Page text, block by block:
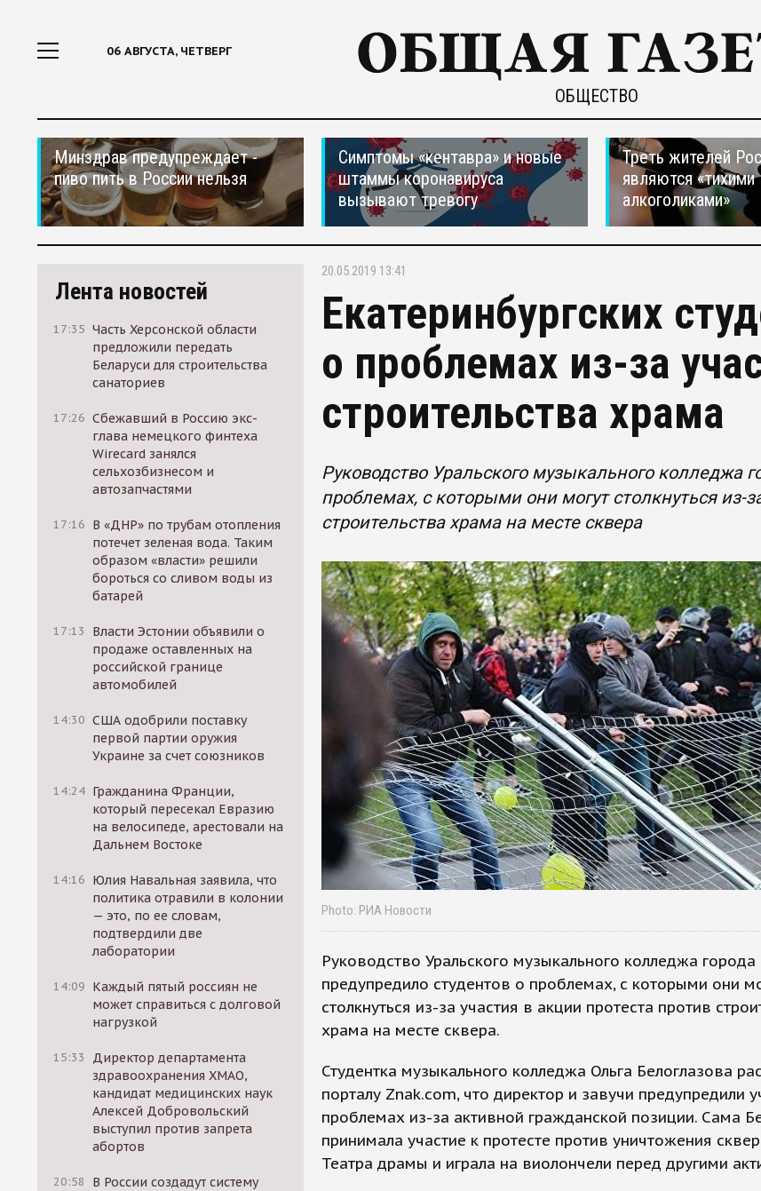
06 АВГУСТА, ЧЕТВЕРГ
ОБЩЕСТВО
Минздрав предупреждает -
пиво пить в России нельзя
Симптомы «кентавра» и новые
штаммы коронавируса
вызывают тревогу
Треть жителей
являются «тихими
алкоголиками»
Лента новостей
17:35 Часть Херсонской области
предложили передать
Беларуси для строительства
санаториев
17:26 Сбежавший в Россию экс-
глава немецкого финтеха
Wirecard занялся
сельхозбизнесом и
автозапчастями
17:16 В «ДНР» по трубам отопления
потечет зеленая вода. Таким
образом «власти» решили
бороться со сливом воды из
батарей
17:13
Власти Эстонии объявили о
продаже оставленных на
российской границе
автомобилей
14:30 США одобрили поставку
первой партии оружия
Украине за счет союзников
14:24 Гражданина Франции,
который пересекал Евразию
на велосипеде, арестовали на
Дальнем Востоке
14:16 Юлия Навальная заявила, что
политика отравили в колонии
— это, по ее словам,
подтвердили две
лаборатории
14:09 Каждый пятый россиян не
может справиться с долговой
нагрузкой
15:33
Директор департамента
здравоохранения ХМАО,
кандидат медицинских наук
Алексей Добровольский
выступил против запрета
абортов
20:58
В России создадут систему
20.05.2019 13:41
Екатеринбургских
о проблемах из-за
строительства храма
Руководство Уральского музыкального колледжа
проблемах, с которыми они могут столкнуться из-
строительства храма на месте сквера
Photo: РИА Новости
Руководство Уральского музыкального колледжа города
предупредило студентов о проблемах, с которыми они
столкнуться из-за участия в акции протеста против
храма на месте сквера.
Студентка музыкального колледжа Ольга Белоглазова
порталу Znak.com, что директор и завучи предупредили
проблемах из-за активной гражданской позиции. Сама
принимала участие к протесте против уничтожения
Театра драмы и играла на виолончели перед другими